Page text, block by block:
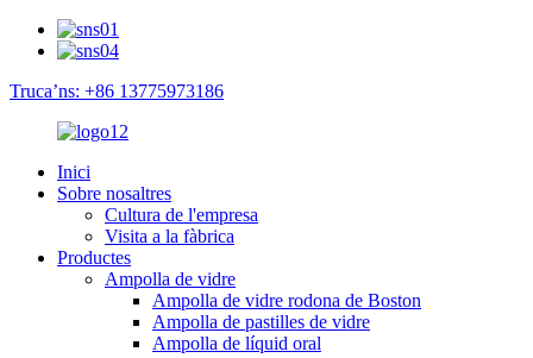
Truca’ns: +86 13775973186
Inici
Sobre nosaltres
Cultura de l'empresa
Visita a la fàbrica
Productes
Ampolla de vidre
Ampolla de vidre rodona de Boston
Ampolla de pastilles de vidre
Ampolla de líquid oral